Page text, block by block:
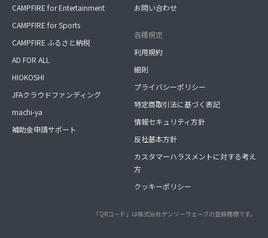
CAMPFIRE for Entertainment
CAMPFIRE for Sports
CAMPFIRE ふるさと納税
AD FOR ALL
HIOKOSHI
JFAクラウドファンディング
machi-ya
補助金申請サポート
お問い合わせ
各種規定
利用規約
細則
プライバシーポリシー
特定商取引法に基づく表記
情報セキュリティ方針
反社基本方針
カスタマーハラスメントに対する考え
方
クッキーポリシー
「QRコード」は株式会社デンソーウェーブの登録商標です。